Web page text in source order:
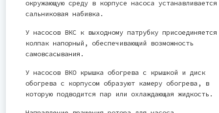
окружающую среду в корпусе насоса устанавливается
сальниковая набивка.
У насосов ВКС к выходному патрубку присоединяется
колпак напорный, обеспечивающий возможность
самовсасывания.
У насосов ВКО крышка обогрева с крышкой и диск
обогрева с корпусом образуют камеру обогрева, в
которую подводится пар или охлаждающая жидкость.